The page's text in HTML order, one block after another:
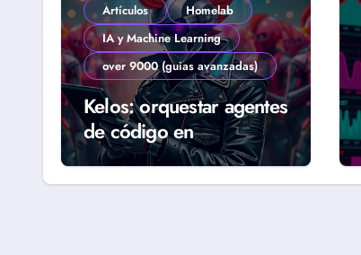
Artículos
Homelab
IA y Machine Learning
over 9000 (guias avanzadas)
Kelos: orquestar agentes
de código en
Kubernetes (Guía
Homelab 2026)